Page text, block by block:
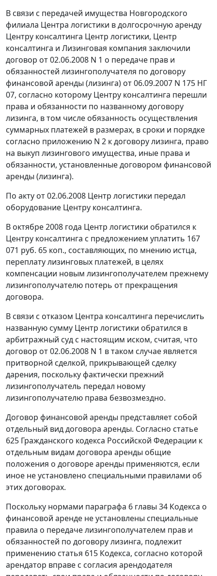
В связи с передачей имущества Новгородского
филиала Центра логистики в долгосрочную аренду
Центру консалтинга Центр логистики, Центр
консалтинга и Лизинговая компания заключили
договор от 02.06.2008 N 1 о передаче прав и
обязанностей лизингополучателя по договору
финансовой аренды (лизинга) от 06.09.2007 N 175 НГ
07, согласно которому Центру консалтинга перешли
права и обязанности по названному договору
лизинга, в том числе обязанность осуществления
суммарных платежей в размерах, в сроки и порядке
согласно приложению N 2 к договору лизинга, право
на выкуп лизингового имущества, иные права и
обязанности, установленные договором финансовой
аренды (лизинга).
По акту от 02.06.2008 Центр логистики передал
оборудование Центру консалтинга.
В октябре 2008 года Центр логистики обратился к
Центру консалтинга с предложением уплатить 167
071 руб. 65 коп., составляющих, по мнению истца,
переплату лизинговых платежей, в целях
компенсации новым лизингополучателем прежнему
лизингополучателю потерь от прекращения
договора.
В связи с отказом Центра консалтинга перечислить
названную сумму Центр логистики обратился в
арбитражный суд с настоящим иском, считая, что
договор от 02.06.2008 N 1 в таком случае является
притворной сделкой, прикрывающей сделку
дарения, поскольку фактически прежний
лизингополучатель передал новому
лизингополучателю права безвозмездно.
Договор финансовой аренды представляет собой
отдельный вид договора аренды. Согласно статье
625 Гражданского кодекса Российской Федерации к
отдельным видам договора аренды общие
положения о договоре аренды применяются, если
иное не установлено специальными правилами об
этих договорах.
Поскольку нормами параграфа 6 главы 34 Кодекса о
финансовой аренде не установлены специальные
правила о передаче лизингополучателем прав и
обязанностей по договору лизинга, подлежит
применению статья 615 Кодекса, согласно которой
арендатор вправе с согласия арендодателя